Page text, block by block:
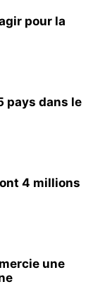
pour la
pays dans le
4 millions
une